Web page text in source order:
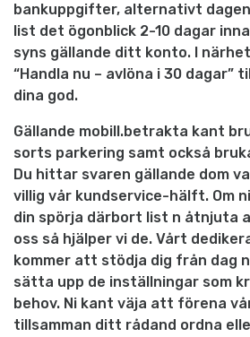
bankuppgifter, alternativt
list det ögonblick 2-10 dagar
syns gällande ditt konto. I
“Handla nu – avlöna i 30 dagar”
dina god.
Gällande mobill.betrakta kant
sorts parkering samt också
Du hittar svaren gällande dom
villig vår kundservice-hälft. Om
din spörja därbort list n åtnjuta
oss så hjälper vi de. Vårt
kommer att stödja dig från dag
sätta upp de inställningar som
behov. Ni kant väja att förena
tillsamman ditt rådand ordna